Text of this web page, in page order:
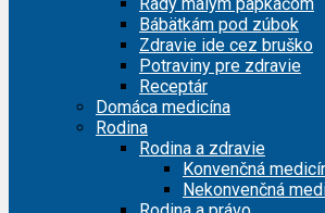
Rady malým papkáčom
Bábätkám pod zúbok
Zdravie ide cez bruško
Potraviny pre zdravie
Receptár
Domáca medicína
Rodina
Rodina a zdravie
Konvenčná
Nekonvenčná